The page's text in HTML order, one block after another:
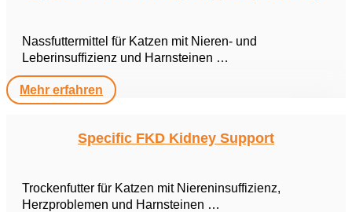
Nassfuttermittel für Katzen mit Nieren- und
Leberinsuffizienz und Harnsteinen …
Mehr erfahren
Specific FKD Kidney Support
Trockenfutter für Katzen mit Niereninsuffizienz,
Herzproblemen und Harnsteinen …